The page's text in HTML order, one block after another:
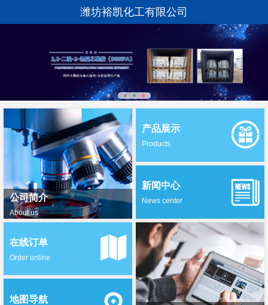
潍坊裕凯化工有限公司
公司简介
About us
产品展示
Products
新闻中心
News center
在线订单
Order online
地图导航